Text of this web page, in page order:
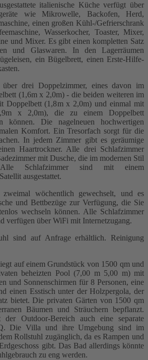
italienische Küche verfügt über
wie Mikrowelle, Backofen, Herd,
einen großen Kühl-/Gefrierschrank
Wasserkocher, Toaster, Mixer,
und Mixer. Es gibt einen kompletten Satz
und Glaswaren. In den Lagerräumen
ein Bügelbrett, einen Erste-Hilfe-
drei Doppelzimmer, eines davon im
(1,6m x 2,0m) - die beiden weiteren im
Doppelbett (1,8m x 2,0m) und einmal mit
x 2,0m), die zu einem Doppelbett
können. Die nagelneuen hochwertigen
Komfort. Ein Tresorfach sorgt für die
In jedem Zimmer gibt es geräumige
Haartrockner. Alle drei Schlafzimmer
mit Dusche, die im modernen Stil
Schlafzimmer sind mit einem
ausgestattet.
wöchentlich gewechselt, und es
und Bettbezüge zur Verfügung, die Sie
wechseln können. Alle Schlafzimmer
verfügen über WiFi mit Internetzugang.
sind auf Anfrage erhältlich. Reinigung
auf einem Grundstück von 1500 qm und
beheizten Pool (7,00 m 5,00 m) mit
und Sonnenschirmen für 8 Personen, eine
einen Esstisch unter der Holzpergola, der
bietet. Die privaten Gärten von 1500 qm
Bäumen und Sträuchern bepflanzt.
der Outdoor-Bereich auch eine separate
Die Villa und ihre Umgebung sind im
Rollstuhl zugänglich, da es Rampen und
gibt. Das Bad allerdings könnte
zu eng werden.